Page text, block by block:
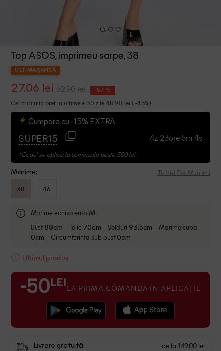
Top ASOS, imprimeu sarpe, 38
ULTIMA ȘANSĂ
27.06 lei 62.90 lei -57 %
Cel mai mic pret in ultimele 30 zile 48.98 lei ( -45%)
Cumpara cu -15% EXTRA
SUPER15 4z 23ore 5m 3s
*Codul se aplica la comenzile peste 300 lei
Marime: Tabel De Marimi
38 46
Marime echivalenta M
Bust 88cm Talie 70cm Solduri 93.5cm Marime cupa
0cm Circumferinta sub bust 0cm
Ultimul produs
-50 LEI LA PRIMA COMANDĂ ÎN APLICAȚIE
Livrare gratuită de la 149.00 lei